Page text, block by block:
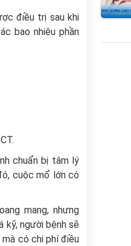
điều trị sau khi
bao nhiêu phần
chuẩn bị tâm lý
cuộc mổ lớn có
mang, nhưng
kỹ, người bệnh sẽ
có chi phí điều